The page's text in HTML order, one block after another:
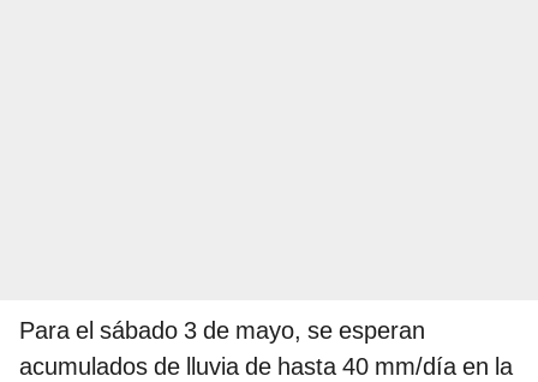
Para el sábado 3 de mayo, se esperan
acumulados de lluvia de hasta 40 mm/día en la